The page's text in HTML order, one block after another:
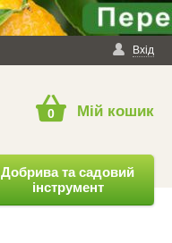
Вхід
0 Мій кошик
Добрива та садовий
інструмент